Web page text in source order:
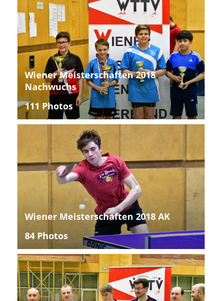
Wiener Meisterschaften 2018
Nachwuchs
111 Photos
Wiener Meisterschaften 2018 AK
84 Photos